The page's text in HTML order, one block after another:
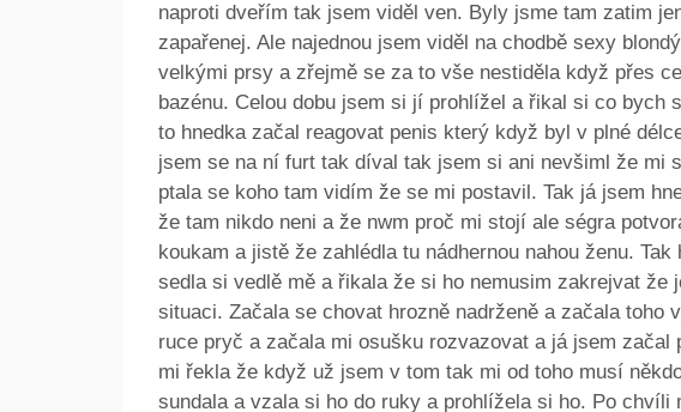
naproti dveřím tak jsem viděl ven. Byly jsme tam zatim
zapařenej. Ale najednou jsem viděl na chodbě sexy
velkými prsy a zřejmě se za to vše nestiděla když přes
bazénu. Celou dobu jsem si jí prohlížel a řikal si co bych
to hnedka začal reagovat penis který když byl v plné
jsem se na ní furt tak díval tak jsem si ani nevšiml že mi
ptala se koho tam vidím že se mi postavil. Tak já jsem
že tam nikdo neni a že nwm proč mi stojí ale ségra
koukam a jistě že zahlédla tu nádhernou nahou ženu.
sedla si vedlě mě a řikala že si ho nemusim zakrejvat že
situaci. Začala se chovat hrozně nadrženě a začala toho
ruce pryč a začala mi osušku rozvazovat a já jsem začal
mi řekla že když už jsem v tom tak mi od toho musí
sundala a vzala si ho do ruky a prohlížela si ho. Po chvíli